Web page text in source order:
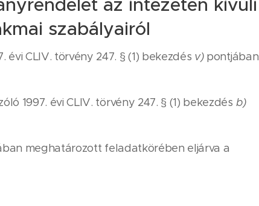
az intézeten kívüli
szabályairól
CLIV. törvény 247. § (1) bekezdés v)pontjában
1997. évi CLIV. törvény 247. § (1) bekezdés b)
meghatározott feladatkörében eljárva a